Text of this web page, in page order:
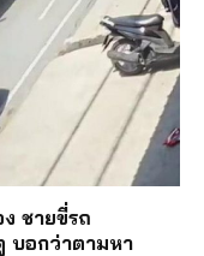
ง ชายขี่รถ
บอกว่าตามหา